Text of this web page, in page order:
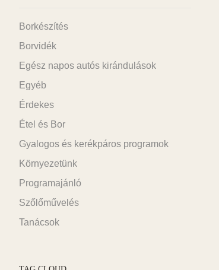
Borkészítés
Borvidék
Egész napos autós kirándulások
Egyéb
Érdekes
Étel és Bor
Gyalogos és kerékpáros programok
Környezetünk
Programajánló
Szőlőművelés
Tanácsok